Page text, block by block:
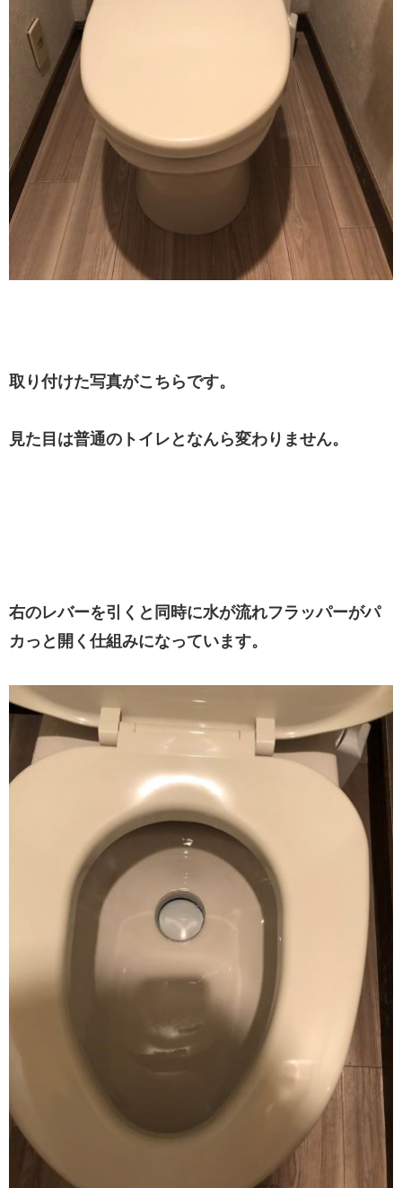
取り付けた写真がこちらです。
見た目は普通のトイレとなんら変わりません。
右のレバーを引くと同時に水が流れフラッパーがパ
カっと開く仕組みになっています。